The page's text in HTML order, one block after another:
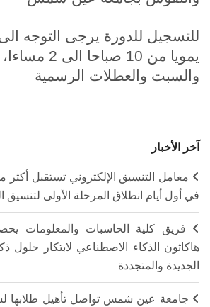
للتسجيل للدورة يرجى التوجه
يمويا من 10
والسبت والعطلات الرسمية
آخر الأخبار
في أول أيام انطلاق المرحلة الأولى لتنسيق
فريق كلية الحاسبات والمعلومات
هاكاثون الذكاء الاصطناعي لابتكار حلول
الجديدة والمتجددة
جامعة عين شمس تواصل تأهيل طلابها